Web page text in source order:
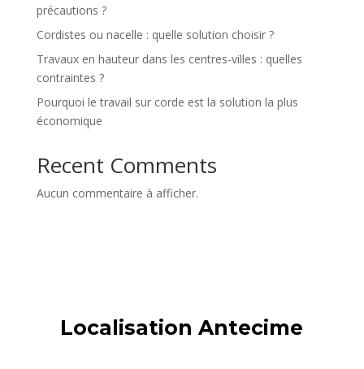
précautions ?
Cordistes ou nacelle : quelle solution choisir ?
Travaux en hauteur dans les centres-villes : quelles
contraintes ?
Pourquoi le travail sur corde est la solution la plus
économique
Recent Comments
Aucun commentaire à afficher.
Localisation Antecime